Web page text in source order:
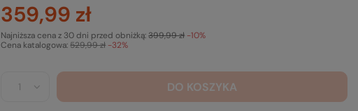
359,99 zł
Cena katalogowa:529,99 zł -32%
Najniższa cena z 30 dni przed obniżką:399,99 zł -10%
DO KOSZYKA